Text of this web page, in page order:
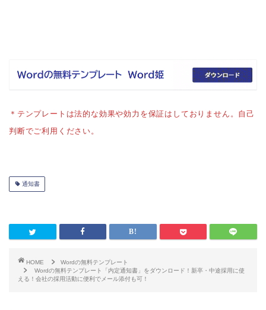
＊テンプレートは法的な効果や効力を保証はしておりません。自己
判断でご利用ください。
通知書
HOME
Wordの無料テンプレート
Wordの無料テンプレート「内定通知書」をダウンロード！新卒・中途採用に使
える！会社の採用活動に便利でメール添付も可！